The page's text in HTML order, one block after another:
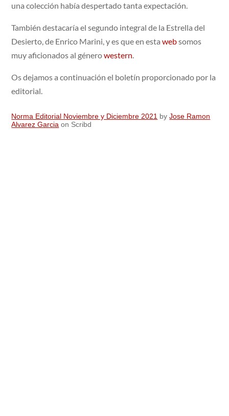
una colección había despertado tanta expectación.
También destacaría el segundo integral de la Estrella del
Desierto, de Enrico Marini, y es que en estawebsomos
muy aficionados al génerowestern.
Os dejamos a continuación el boletín proporcionado por la
editorial.
Norma Editorial Noviembre y Diciembre 2021 byJose Ramon
Alvarez Garcia on Scribd